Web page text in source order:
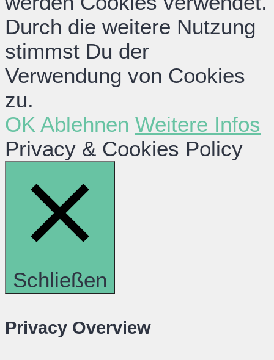
Durch die weitere Nutzung
stimmst Du der
Verwendung von Cookies
zu.
OK Ablehnen Weitere Infos
Privacy & Cookies Policy
Schließen
Privacy Overview